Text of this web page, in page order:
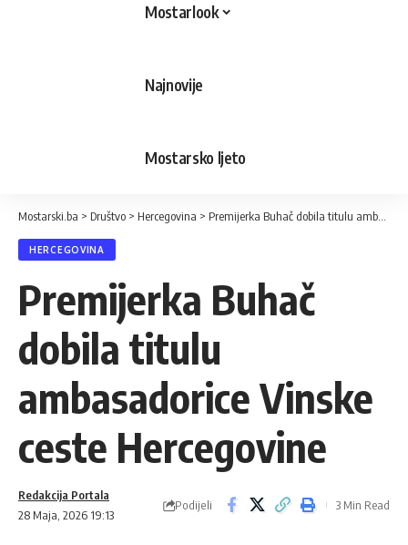
Mostarlook
Najnovije
Mostarsko ljeto
Mostarski.ba > Društvo > Hercegovina > Premijerka Buhač dobila titulu ambasadorice Vinske ceste Hercegovine
HERCEGOVINA
Premijerka Buhač
dobila titulu
ambasadorice Vinske
ceste Hercegovine
28 Maja, 2026 19:13
Redakcija Portala
Podijeli 3 Min Read